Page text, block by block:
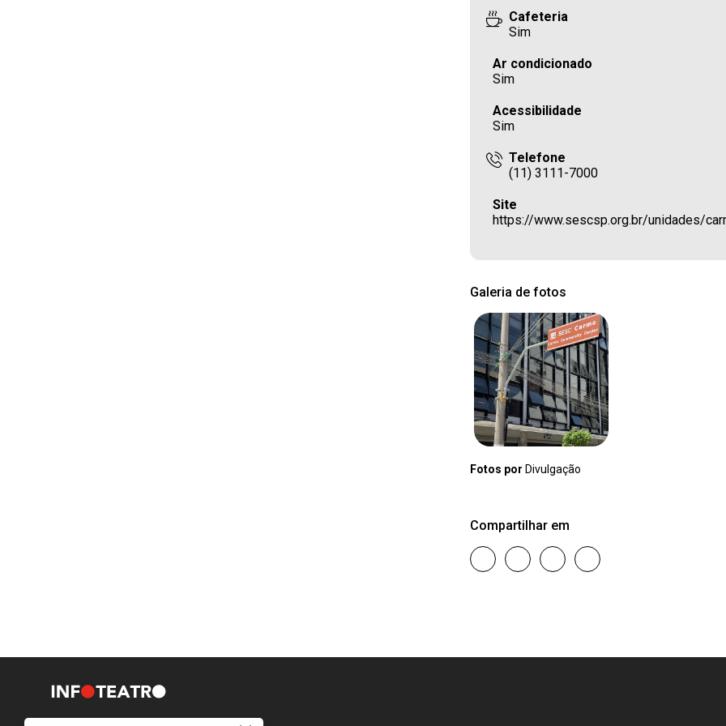
Cafeteria
Sim
Ar condicionado
Sim
Acessibilidade
Sim
Telefone
(11) 3111-7000
Site
https://www.sescsp.org.br/unidades/
Galeria de fotos
Fotos por Divulgação
Compartilhar em